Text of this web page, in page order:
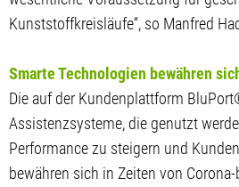
Kunststoffkreisläufe“, so Manfred
Smarte Technologien bewähren
Die auf der Kundenplattform
Assistenzsysteme, die genutzt
Performance zu steigern und
bewähren sich in Zeiten von